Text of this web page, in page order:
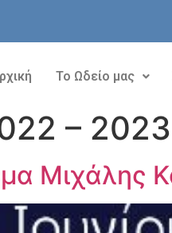
Το Ωδείο μας
– 2023
Μιχάλης